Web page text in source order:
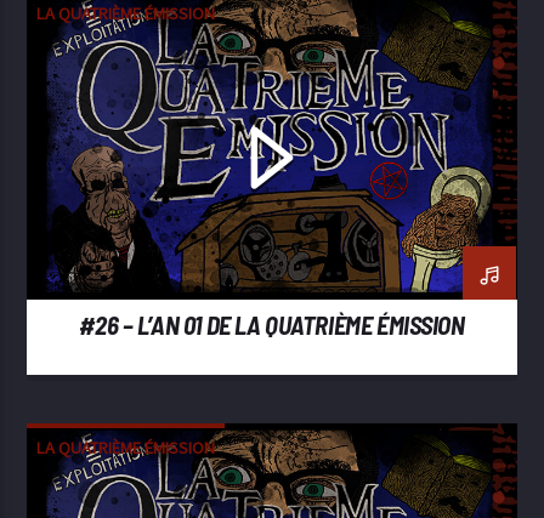
LA QUATRIÈME ÉMISSION
#26 – L’AN 01 DE LA QUATRIÈME ÉMISSION
LA QUATRIÈME ÉMISSION